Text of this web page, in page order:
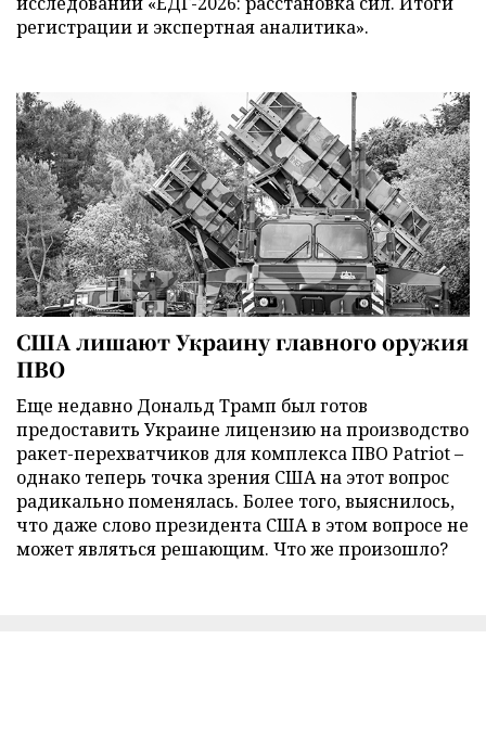
регистрации и экспертная аналитика».
США лишают Украину главного оружия
ПВО
Еще недавно Дональд Трамп был готов
предоставить Украине лицензию на производство
ракет-перехватчиков для комплекса ПВО Patriot –
однако теперь точка зрения США на этот вопрос
радикально поменялась. Более того, выяснилось,
что даже слово президента США в этом вопросе не
может являться решающим. Что же произошло?